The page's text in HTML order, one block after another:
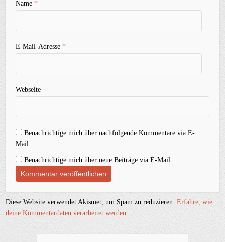
Name*
E-Mail-Adresse*
Webseite
Benachrichtige mich über nachfolgende Kommentare via E-
Mail.
Benachrichtige mich über neue Beiträge via E-Mail.
Diese Website verwendet Akismet, um Spam zu reduzieren.Erfahre, wie
deine Kommentardaten verarbeitet werden.